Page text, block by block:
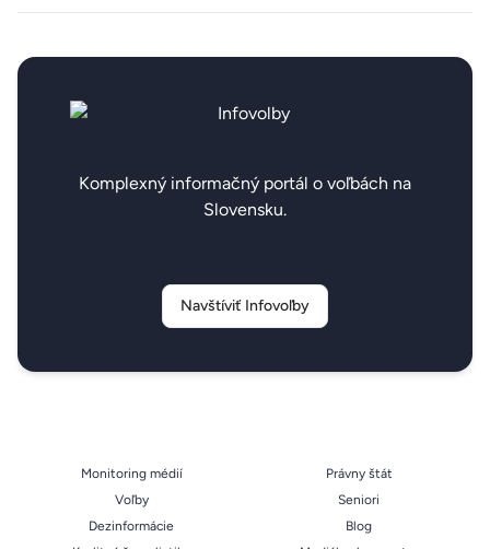
Komplexný informačný portál o voľbách na
Slovensku.
Navštíviť Infovoľby
Monitoring médií
Voľby
Dezinformácie
Právny štát
Seniori
Blog